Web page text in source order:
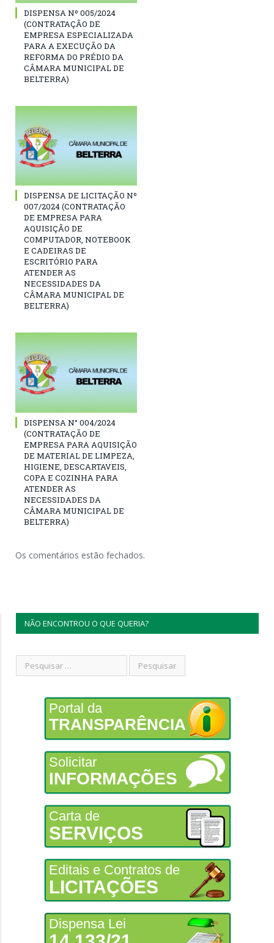
DISPENSA Nº 005/2024
(CONTRATAÇÃO DE
EMPRESA ESPECIALIZADA
PARA A EXECUÇÃO DA
REFORMA DO PRÉDIO DA
CÂMARA MUNICIPAL DE
BELTERRA)
DISPENSA DE LICITAÇÃO Nº
007/2024 (CONTRATAÇÃO
DE EMPRESA PARA
AQUISIÇÃO DE
COMPUTADOR, NOTEBOOK
E CADEIRAS DE
ESCRITÓRIO PARA
ATENDER AS
NECESSIDADES DA
CÂMARA MUNICIPAL DE
BELTERRA)
DISPENSA N° 004/2024
(CONTRATAÇÃO DE
EMPRESA PARA AQUISIÇÃO
DE MATERIAL DE LIMPEZA,
HIGIENE, DESCARTAVEIS,
COPA E COZINHA PARA
ATENDER AS
NECESSIDADES DA
CÂMARA MUNICIPAL DE
BELTERRA)
Os comentários estão fechados.
NÃO ENCONTROU O QUE QUERIA?
Portal da
TRANSPARÊNCIA
Solicitar
INFORMAÇÕES
Carta de
SERVIÇOS
Editais e Contratos de
LICITAÇÕES
Dispensa Lei